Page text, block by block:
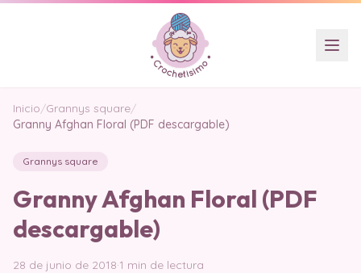
Inicio/Grannys square/
Granny Afghan Floral (PDF descargable)
Grannys square
Granny Afghan Floral (PDF
descargable)
28 de junio de 2018·1 min de lectura